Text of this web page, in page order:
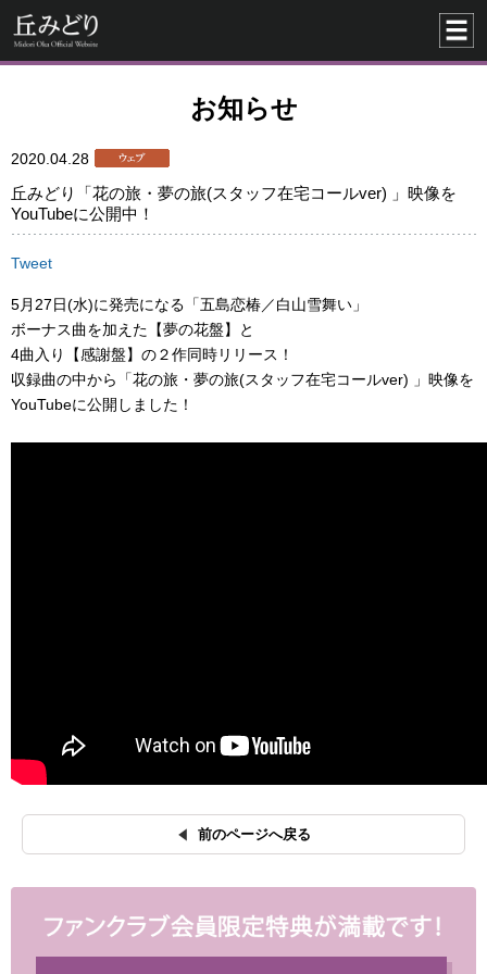
お知らせ
2020.04.28
丘みどり「花の旅・夢の旅(スタッフ在宅コールver) 」映像を
YouTubeに公開中！
Tweet
5月27日(水)に発売になる「五島恋椿／白山雪舞い」
ボーナス曲を加えた【夢の花盤】と
4曲入り【感謝盤】の２作同時リリース！
収録曲の中から「花の旅・夢の旅(スタッフ在宅コールver) 」映像を
YouTubeに公開しました！
前のページへ戻る